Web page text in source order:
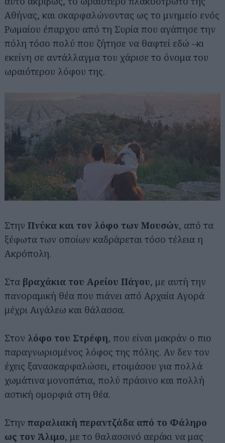
Αθήνας, και σκαρφαλώνοντας ως το μνημείο ενός
Ρωμαίου έπαρχου από τη Συρία που αγάπησε την
πόλη τόσο πολύ που ζήτησε να θαφτεί εδώ –κι
εκείνη σε αντάλλαγμα του χάρισε το όνομα του
ωραιότερου λόφου της.
Στην Πνύκα και τον λόφο των Μουσών, από τα
ξέφωτα των οποίων καδράρεται τόσο τέλεια η
Ακρόπολη.
Στα βραχάκια του Αρείου Πάγου, με αυτή την
πανοραμική θέα που πιάνει από Αρχαία Αγορά
μέχρι Αιγάλεω και θάλασσα.
Στον λόφο του Στρέφη, που είναι μακράν ο πιο
παραγνωρισμένος λόφος της πόλης. Αν δεν τον
έχεις ξανασκαρφαλώσει, ετοιμάσου για πολλά
χωμάτινα μονοπάτια, πολύ πράσινο και πολλή
αστική ομορφιά στη θέα.
Στην παραλιακή περαντζάδα από το Φάληρο
ως τον Άλιμο, με το θαλασσινό αεράκι να μας